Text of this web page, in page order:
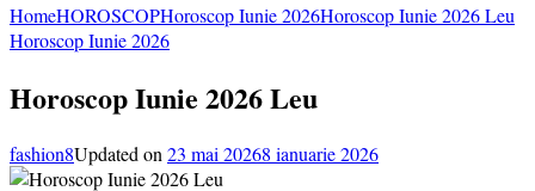
HomeHOROSCOPHoroscop Iunie 2026Horoscop Iunie 2026 Leu
Horoscop Iunie 2026
Horoscop Iunie 2026 Leu
fashion8Updated on23 mai 20268 ianuarie 2026